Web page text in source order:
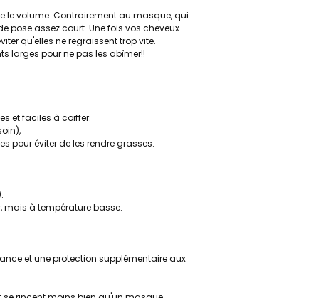
le volume. Contrairement au masque, qui
pose assez court. Une fois vos cheveux
qu'elles ne regraissent trop vite.
larges pour ne pas les abîmer!!
et faciles à coiffer.
pour éviter de les rendre grasses.
mais à température basse.
et une protection supplémentaire aux